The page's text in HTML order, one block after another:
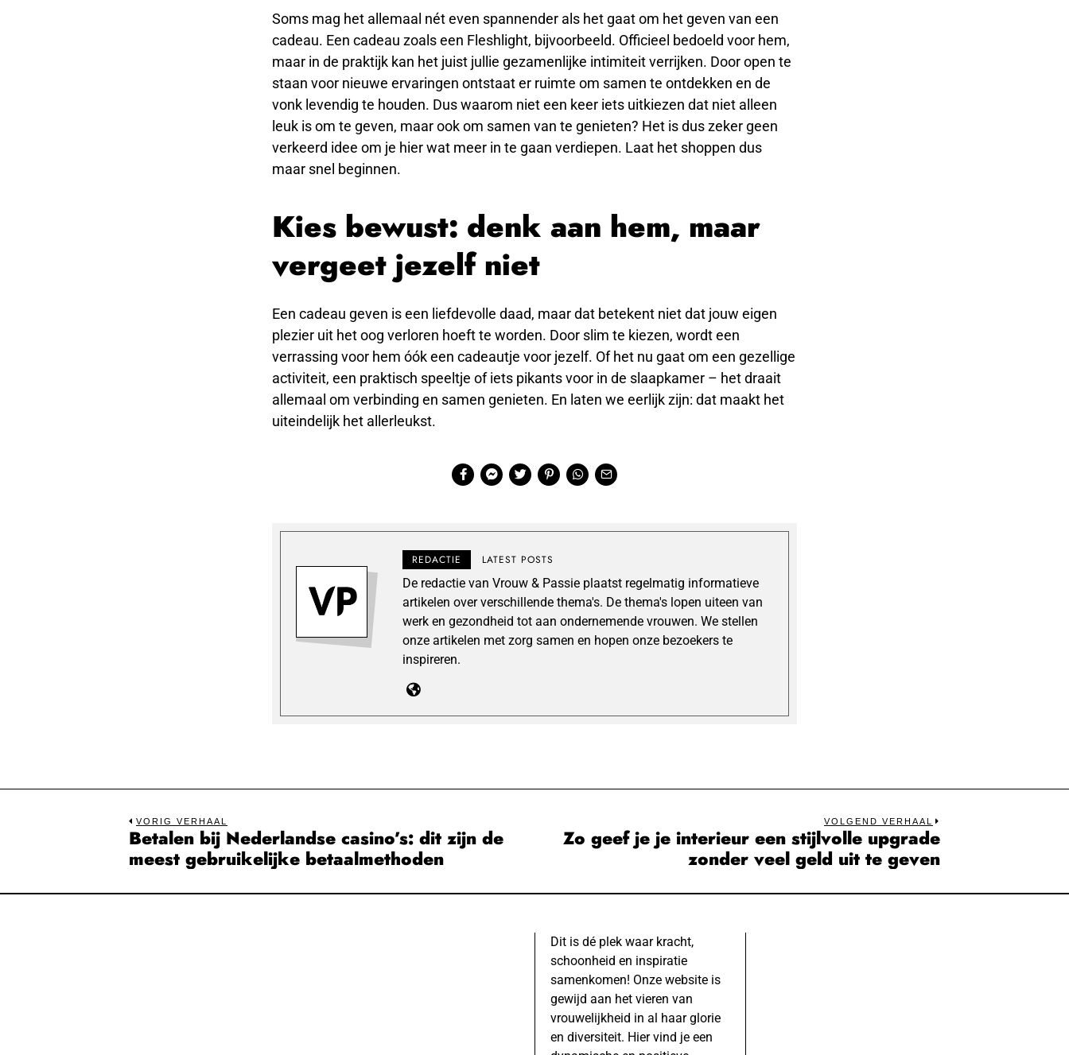
Soms mag het allemaal nét even spannender als het gaat om het geven van een
cadeau. Een cadeau zoals een Fleshlight, bijvoorbeeld. Officieel bedoeld voor hem,
maar in de praktijk kan het juist jullie gezamenlijke intimiteit verrijken. Door open te
staan voor nieuwe ervaringen ontstaat er ruimte om samen te ontdekken en de
vonk levendig te houden. Dus waarom niet een keer iets uitkiezen dat niet alleen
leuk is om te geven, maar ook om samen van te genieten? Het is dus zeker geen
verkeerd idee om je hier wat meer in te gaan verdiepen. Laat het shoppen dus
maar snel beginnen.
Kies bewust: denk aan hem, maar
vergeet jezelf niet
Een cadeau geven is een liefdevolle daad, maar dat betekent niet dat jouw eigen
plezier uit het oog verloren hoeft te worden. Door slim te kiezen, wordt een
verrassing voor hem óók een cadeautje voor jezelf. Of het nu gaat om een gezellige
activiteit, een praktisch speeltje of iets pikants voor in de slaapkamer – het draait
allemaal om verbinding en samen genieten. En laten we eerlijk zijn: dat maakt het
uiteindelijk het allerleukst.
REDACTIE LATEST POSTS
De redactie van Vrouw & Passie plaatst regelmatig informatieve
artikelen over verschillende thema's. De thema's lopen uiteen van
werk en gezondheid tot aan ondernemende vrouwen. We stellen
onze artikelen met zorg samen en hopen onze bezoekers te
inspireren.
Bericht
navigatie
VORIG VERHAAL
Previous
post:
Betalen bij Nederlandse casino’s: dit zijn de
meest gebruikelijke betaalmethoden
VOLGEND VERHAAL
Next
Zo geef je je interieur een stijlvolle upgrade
zonder veel geld uit te geven
Dit is dé plek waar kracht,
schoonheid en inspiratie
samenkomen! Onze website is
gewijd aan het vieren van
vrouwelijkheid in al haar glorie
en diversiteit. Hier vind je een